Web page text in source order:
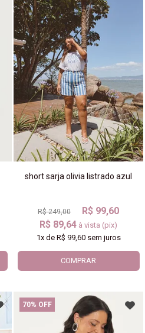
short sarja olivia listrado azul
R$ 249,00
R$ 99,60
R$ 89,64 à vista (pix)
1xde R$ 99,60sem juros
COMPRAR
70% OFF